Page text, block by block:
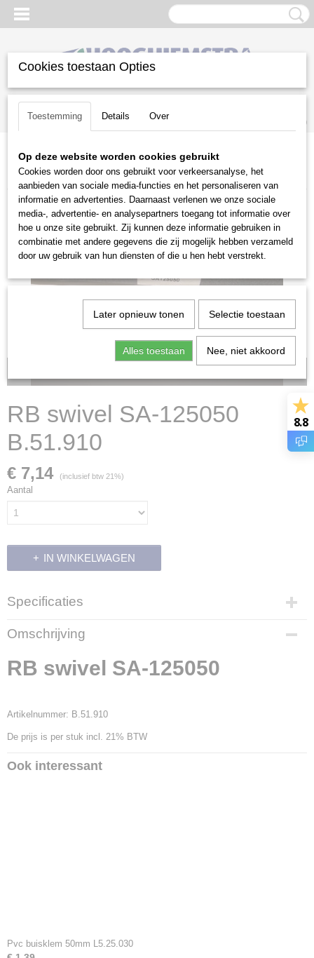
Inloggen Registreren
(0)
Home >Gazononderhoud>Beregeningstechniek
RB swivel SA-125050 B.51.910
RB swivel SA-125050
B.51.910
€ 7,14 (inclusief btw 21%)
Aantal
IN WINKELWAGEN
Specificaties
Productcode
3994
Productcode leverancier
B.51.910
Omschrijving
RB swivel SA-125050
Artikelnummer: B.51.910
De prijs is per stuk incl. 21% BTW
Ook interessant
Pvc buisklem 50mm L5.25.030
8.8
Cookies toestaan Opties
Toestemming Details Over
Op deze website worden cookies gebruikt
Cookies worden door ons gebruikt voor verkeersanalyse, het
aanbieden van sociale media-functies en het personaliseren van
informatie en advertenties. Daarnaast verlenen we onze sociale
media-, advertentie- en analysepartners toegang tot informatie over
hoe u onze site gebruikt. Zij kunnen deze informatie gebruiken in
combinatie met andere gegevens die zij mogelijk hebben verzameld
door uw gebruik van hun diensten of die u hen hebt verstrekt.
Later opnieuw tonen Selectie toestaan
Alles toestaan Nee, niet akkoord